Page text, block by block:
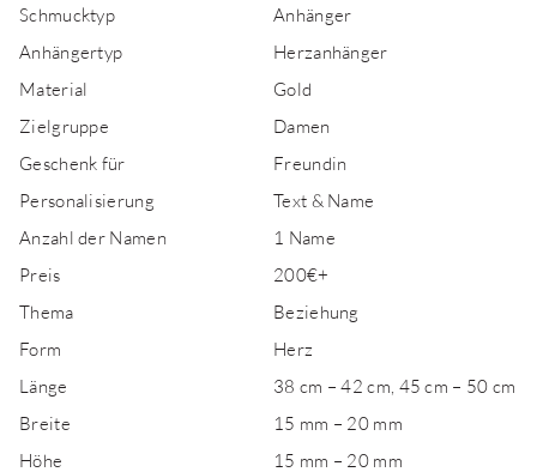
Schmucktyp
Anhänger
Anhängertyp
Herzanhänger
Material
Gold
Zielgruppe
Damen
Geschenk für
Freundin
Personalisierung
Text & Name
Anzahl der Namen
1 Name
Preis
200€+
Thema
Beziehung
Form
Herz
Länge
38 cm – 42 cm, 45 cm – 50 cm
Breite
15 mm – 20 mm
Höhe
15 mm – 20 mm